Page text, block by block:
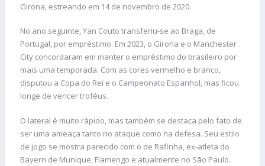
Girona, estreando em 14 de novembro de 2020.
No ano seguinte, Yan Couto transferiu-se ao Braga, de
Portugal, por empréstimo. Em 2023, o Girona e o Manchester
City concordaram em manter o empréstimo do brasileiro por
mais uma temporada. Com as cores vermelho e branco,
disputou a Copa do Rei e o Campeonato Espanhol, mas ficou
longe de vencer troféus.
O lateral é muito rápido, mas também se destaca pelo fato de
ser uma ameaça tanto no ataque como na defesa. Seu estilo
de jogo se mostra parecido com o de Rafinha, ex-atleta do
Bayern de Munique, Flamengo e atualmente no São Paulo.